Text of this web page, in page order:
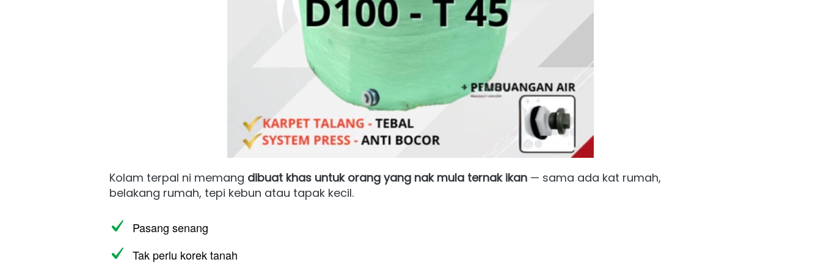
Kolam terpal ni memang dibuat khas untuk orang yang nak mula ternak ikan — sama ada kat rumah,
belakang rumah, tepi kebun atau tapak kecil.
Pasang senang
Tak perlu korek tanah